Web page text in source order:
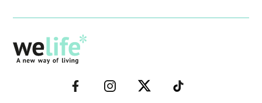
–
FACEBOOK–
–
INSTAGRAM–
–
TWITTER–
–
WELIFE–